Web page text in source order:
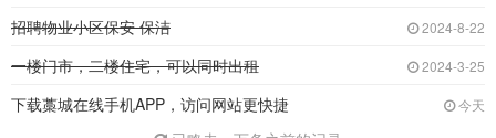
招聘物业小区保安 保洁 2024-8-22
一楼门市，二楼住宅，可以同时出租 2024-3-25
下载藁城在线手机APP，访问网站更快捷 今天